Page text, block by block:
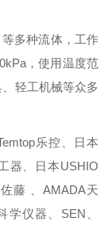
多种流体，工作
，使用温度范
轻工机械等众多
乐控、日本
器、日本USHIO
藤 、AMADA天
学仪器、SEN、